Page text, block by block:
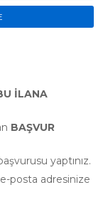
İLANA
BAŞVUR
yaptınız.
e-posta adresinize